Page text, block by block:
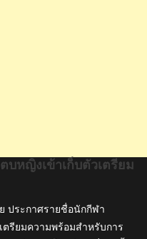
บหญิงเข้าเก็บตัวเตรียม
ประกาศรายชื่อนักกีฬา
ตรียมความพร้อมสำหรับการ